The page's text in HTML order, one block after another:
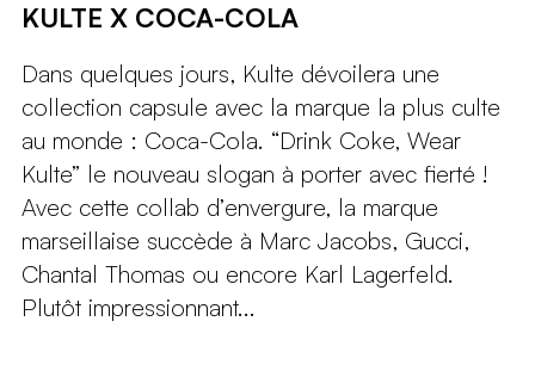
KULTE X COCA-COLA
Dans quelques jours, Kulte dévoilera une
collection capsule avec la marque la plus culte
au monde : Coca-Cola. “Drink Coke, Wear
Kulte” le nouveau slogan à porter avec fierté !
Avec cette collab d’envergure, la marque
marseillaise succède à Marc Jacobs, Gucci,
Chantal Thomas ou encore Karl Lagerfeld.
Plutôt impressionnant...